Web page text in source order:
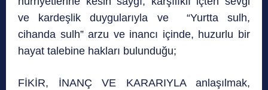
ve kardeşlik duygularıyla ve “Yurtta sulh,
cihanda sulh” arzu ve inancı içinde, huzurlu bir
hayat talebine hakları bulunduğu;
FİKİR, İNANÇ VE KARARIYLA anlaşılmak,